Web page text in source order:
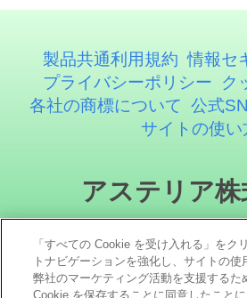
製品共通利用規約 情報セ
プライバシーポリシー
ク
各社の商標について 公式
サイトの使い
アステリア株
「すべての Cookie を受け入れる」をク
トナビゲーションを強化し、サイトの使
弊社のマーケティング活動を支援するた
Cookie を保存することに同意したことに